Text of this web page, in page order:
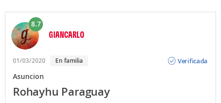
8.7
GIANCARLO
01/03/2020 En familia
Verificada
Asuncion
Rohayhu Paraguay